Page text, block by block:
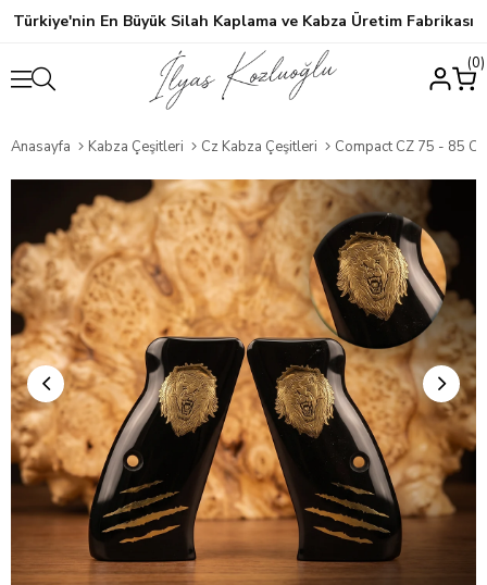
Türkiye'nin En Büyük Silah Kaplama ve Kabza Üretim Fabrikası
0
Anasayfa Kabza Çeşitleri Cz Kabza Çeşitleri Compact CZ 75 - 85